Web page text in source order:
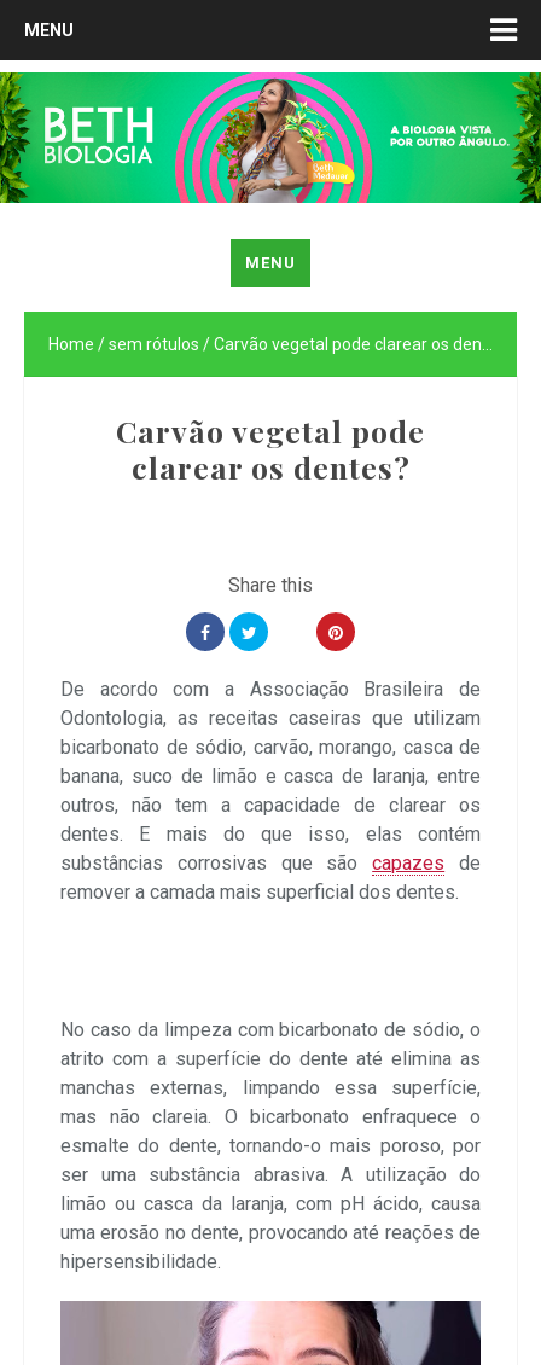
MENU
MENU
Home /sem rótulos /Carvão vegetal pode clarear os dentes?
Carvão vegetal pode
clarear os dentes?
De acordo com a Associação Brasileira de
Odontologia, as receitas caseiras que utilizam
bicarbonato de sódio, carvão, morango, casca de
banana, suco de limão e casca de laranja, entre
outros, não tem a capacidade de clarear os
dentes. E mais do que isso, elas contém
substâncias corrosivas que sãocapazes de
remover a camada mais superficial dos dentes.
No caso da limpeza com bicarbonato de sódio, o
atrito com a superfície do dente até elimina as
manchas externas, limpando essa superfície,
mas não clareia. O bicarbonato enfraquece o
esmalte do dente, tornando-o mais poroso, por
ser uma substância abrasiva. A utilização do
limão ou casca da laranja, com pH ácido, causa
uma erosão no dente, provocando até reações de
hipersensibilidade.